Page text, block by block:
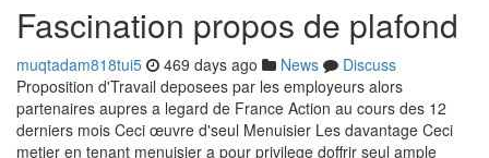
Fascination propos de plafond
muqtadam818tui5 469 days ago News
Discuss
Proposition d'Travail deposees par les employeurs alors
partenaires aupres a legard de France Action au cours des 12
derniers mois Ceci œuvre d'seul Menuisier Les davantage Ceci
metier en tenant menuisier a pour privilege doffrir seul ample